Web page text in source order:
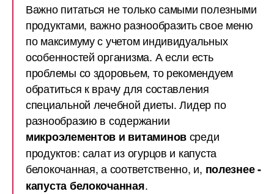
Важно питаться не только самыми полезными
продуктами, важно разнообразить свое меню
по максимуму с учетом индивидуальных
особенностей организма. А если есть
проблемы со здоровьем, то рекомендуем
обратиться к врачу для составления
специальной лечебной диеты. Лидер по
разнообразию в содержании
микроэлементов и витаминовсреди
продуктов: салат из огурцов и капуста
белокочанная, а соответственно, и, полезнее -
капуста белокочанная.